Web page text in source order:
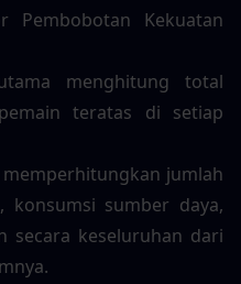
Pembobotan Kekuatan
menghitung total
teratas di setiap
jumlah
konsumsi sumber daya,
secara keseluruhan dari